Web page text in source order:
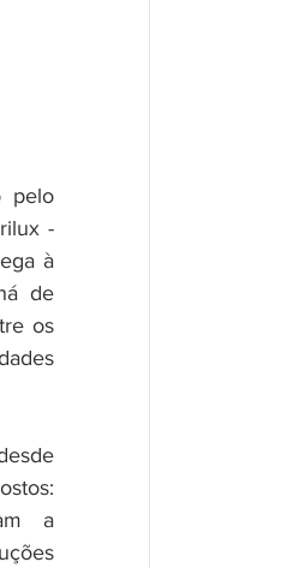
pelo
-
à
de
os
a